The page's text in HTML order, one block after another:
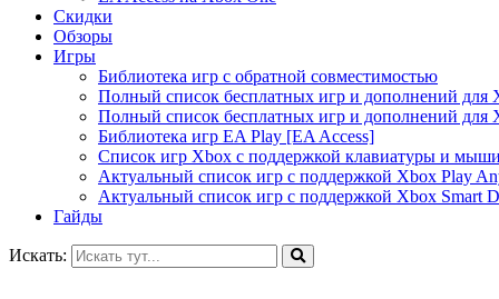
Скидки
Обзоры
Игры
Библиотека игр с обратной совместимостью
Полный список бесплатных игр и дополнений для
Полный список бесплатных игр и дополнений для
Библиотека игр EA Play [EA Access]
Список игр Xbox c поддержкой клавиатуры и мыши
Актуальный список игр с поддержкой Xbox Play
Актуальный список игр с поддержкой Xbox Smart
Гайды
Искать: